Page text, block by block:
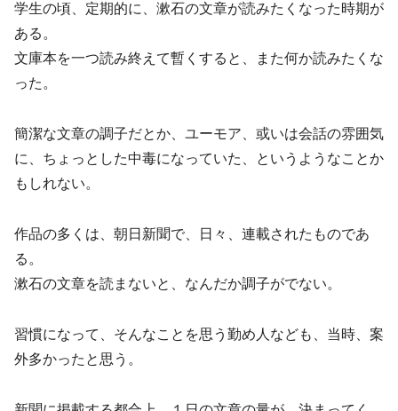
学生の頃、定期的に、漱石の文章が読みたくなった時期が
ある。
文庫本を一つ読み終えて暫くすると、また何か読みたくな
った。
簡潔な文章の調子だとか、ユーモア、或いは会話の雰囲気
に、ちょっとした中毒になっていた、というようなことか
もしれない。
作品の多くは、朝日新聞で、日々、連載されたものであ
る。
漱石の文章を読まないと、なんだか調子がでない。
習慣になって、そんなことを思う勤め人なども、当時、案
外多かったと思う。